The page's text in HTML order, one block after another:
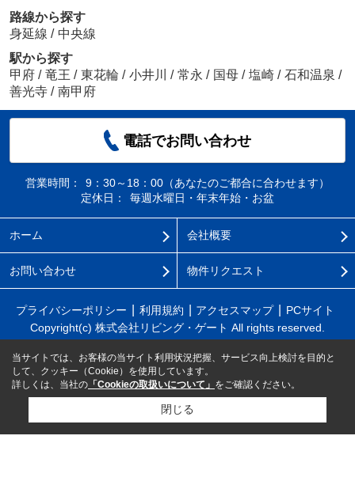
路線から探す
身延線 / 中央線
駅から探す
甲府 / 竜王 / 東花輪 / 小井川 / 常永 / 国母 / 塩崎 / 石和温泉 /
善光寺 / 南甲府
電話でお問い合わせ
営業時間：
9：30～18：00（あなたのご都合に合わせます）
定休日：
毎週水曜日・年末年始・お盆
ホーム 会社概要
お問い合わせ 物件リクエスト
プライバシーポリシー 利用規約 アクセスマップ
PCサイト
Copyright(c) 株式会社リビング・ゲート All rights reserved.
当サイトでは、お客様の当サイト利用状況把握、サービス向上検討を目的と
して、クッキー（Cookie）を使用しています。
詳しくは、当社の 「Cookieの取扱いについて」 をご確認ください。
閉じる